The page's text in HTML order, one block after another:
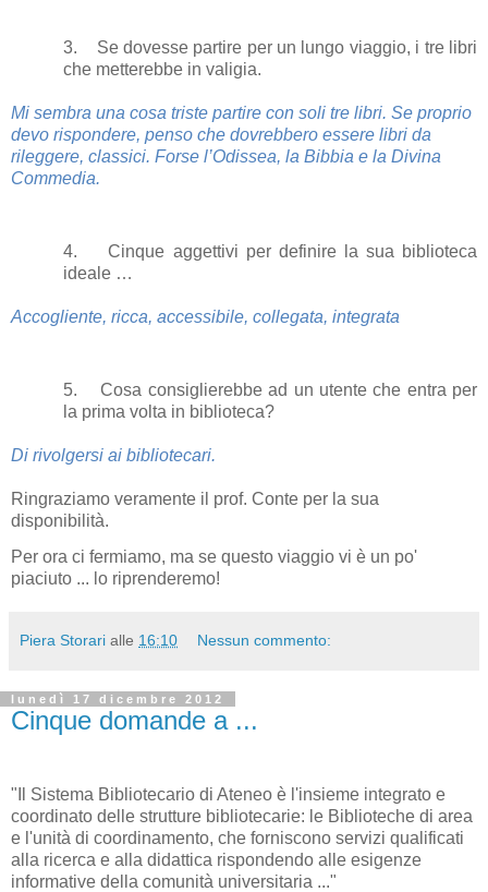
3. Se dovesse partire per un lungo viaggio, i tre libri
che metterebbe in valigia.
Mi sembra una cosa triste partire con soli tre libri. Se proprio
devo rispondere, penso che dovrebbero essere libri da
rileggere, classici. Forse l’Odissea, la Bibbia e la Divina
Commedia.
4. Cinque aggettivi per definire la sua biblioteca
ideale …
Accogliente, ricca, accessibile, collegata, integrata
5. Cosa consiglierebbe ad un utente che entra per
la prima volta in biblioteca?
Di rivolgersi ai bibliotecari.
Ringraziamo veramente il prof. Conte per la sua
disponibilità.
Per ora ci fermiamo, ma se questo viaggio vi è un po'
piaciuto ... lo riprenderemo!
Piera Storari alle 16:10 Nessun commento:
lunedì 17 dicembre 2012
Cinque domande a ...
"Il Sistema Bibliotecario di Ateneo è l'insieme integrato e
coordinato delle strutture bibliotecarie: le Biblioteche di area
e l'unità di coordinamento, che forniscono servizi qualificati
alla ricerca e alla didattica rispondendo alle esigenze
informative della comunità universitaria ..."